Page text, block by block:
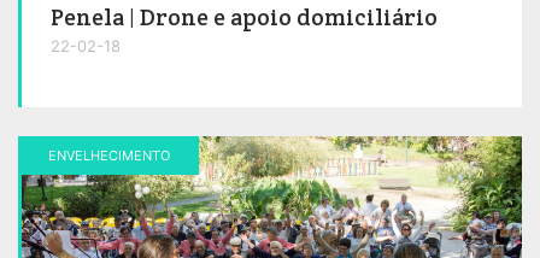
Penela | Drone e apoio domiciliário
22-02-18
ENVELHECIMENTO